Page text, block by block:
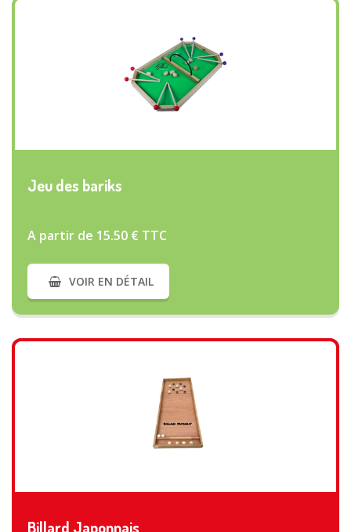
VOIR PLUS
Jeu des bariks
A partir de 15.50 € TTC
VOIR EN DÉTAIL
VOIR PLUS
Billard Japonnais